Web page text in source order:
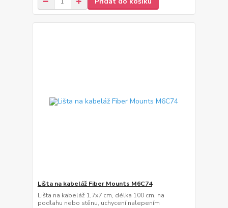
Lišta na kabeláž Fiber Mounts M6C74
Lišta na kabeláž 1,7x7 cm, délka 100 cm, na
podlahu nebo stěnu, uchycení nalepením